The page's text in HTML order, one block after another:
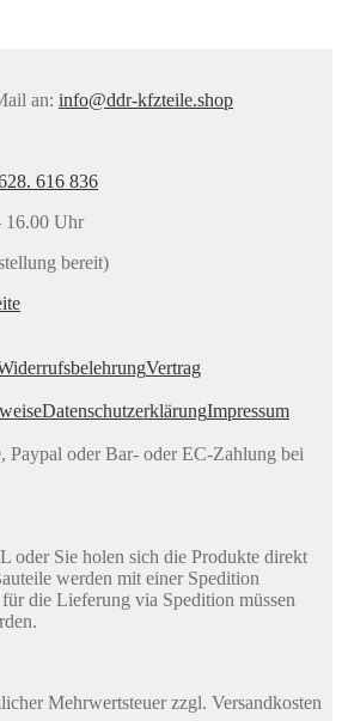
an: info@ddr-kfzteile.shop
616 836
16.00 Uhr
bereit)
Vertrag
DatenschutzerklärungImpressum
Paypal oder Bar- oder EC-Zahlung bei
oder Sie holen sich die Produkte direkt
werden mit einer Spedition
die Lieferung via Spedition müssen
Mehrwertsteuer zzgl. Versandkosten